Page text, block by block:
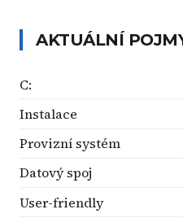
AKTUÁLNÍ
C:
Instalace
Provizní systém
Datový spoj
User-friendly